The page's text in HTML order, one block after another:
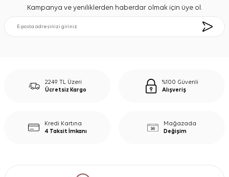
Kampanya ve yeniliklerden haberdar olmak için üye ol.
2249 TL Üzeri
Ücretsiz Kargo
%100 Güvenli
Alışveriş
Kredi Kartına
4 Taksit İmkanı
Mağazada
Değişim